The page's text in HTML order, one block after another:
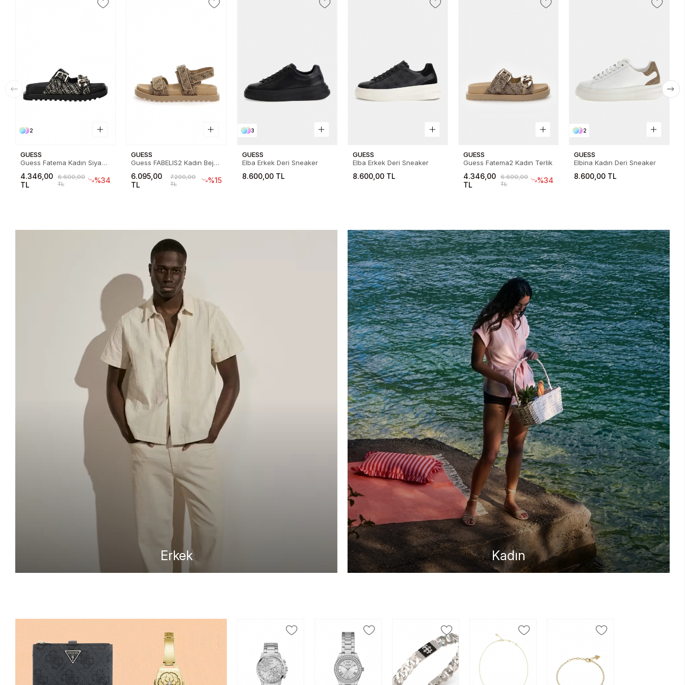
2
GUESS
Guess Fatema Kadın Siyah
4.346,00
TL
6.600,00
TL
%34
GUESS
Guess FABELIS2 Kadın Bej
BEIBR
6.095,00
TL
7.200,00
TL
%15
3
GUESS
Elba Erkek Deri Sneaker
8.600,00 TL
GUESS
Elba Erkek Deri Sneaker
8.600,00 TL
GUESS
Guess Fatema2 Kadın Terlik
4.346,00
TL
6.600,00
TL
%34
2
GUESS
Elbina Kadın Deri Sneaker
8.600,00 TL
Erkek Kadın